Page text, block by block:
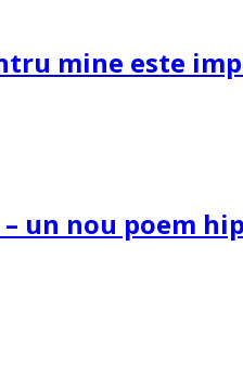
mine este
un nou poem